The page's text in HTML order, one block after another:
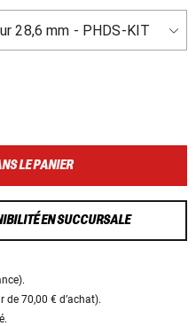
LE PANIER
EN SUCCURSALE
70,00 € d’achat).